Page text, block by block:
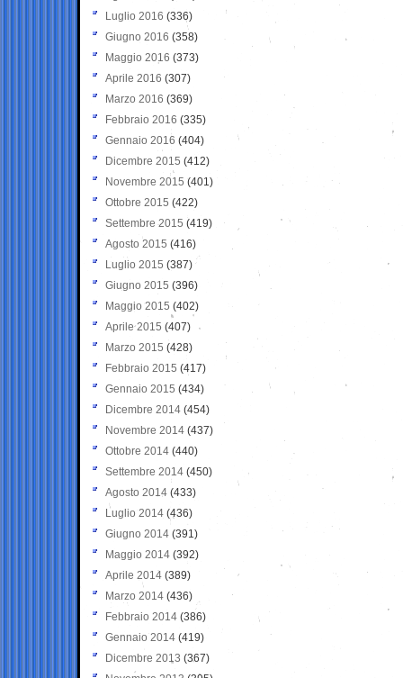
Luglio 2016 (336)
Giugno 2016 (358)
Maggio 2016 (373)
Aprile 2016 (307)
Marzo 2016 (369)
Febbraio 2016 (335)
Gennaio 2016 (404)
Dicembre 2015 (412)
Novembre 2015 (401)
Ottobre 2015 (422)
Settembre 2015 (419)
Agosto 2015 (416)
Luglio 2015 (387)
Giugno 2015 (396)
Maggio 2015 (402)
Aprile 2015 (407)
Marzo 2015 (428)
Febbraio 2015 (417)
Gennaio 2015 (434)
Dicembre 2014 (454)
Novembre 2014 (437)
Ottobre 2014 (440)
Settembre 2014 (450)
Agosto 2014 (433)
Luglio 2014 (436)
Giugno 2014 (391)
Maggio 2014 (392)
Aprile 2014 (389)
Marzo 2014 (436)
Febbraio 2014 (386)
Gennaio 2014 (419)
Dicembre 2013 (367)